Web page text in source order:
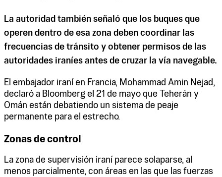
La autoridad también señaló que los buques que
operen dentro de esa zona deben coordinar las
frecuencias de tránsito y obtener permisos de las
autoridades iraníes antes de cruzar la vía navegable.
El embajador iraní en Francia, Mohammad Amin Nejad,
declaró a Bloomberg el 21 de mayo que Teherán y
Omán están debatiendo un sistema de peaje
permanente para el estrecho.
Zonas de control
La zona de supervisión iraní parece solaparse, al
menos parcialmente, con áreas en las que las fuerzas